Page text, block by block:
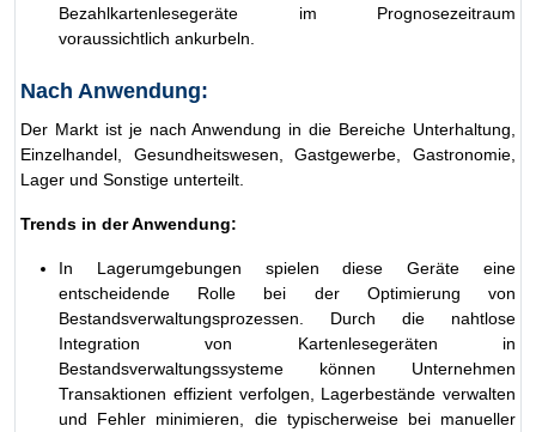
Bezahlkartenlesegeräte im Prognosezeitraum
voraussichtlich ankurbeln.
Nach Anwendung:
Der Markt ist je nach Anwendung in die Bereiche Unterhaltung,
Einzelhandel, Gesundheitswesen, Gastgewerbe, Gastronomie,
Lager und Sonstige unterteilt.
Trends in der Anwendung:
In Lagerumgebungen spielen diese Geräte eine
entscheidende Rolle bei der Optimierung von
Bestandsverwaltungsprozessen. Durch die nahtlose
Integration von Kartenlesegeräten in
Bestandsverwaltungssysteme können Unternehmen
Transaktionen effizient verfolgen, Lagerbestände verwalten
und Fehler minimieren, die typischerweise bei manueller